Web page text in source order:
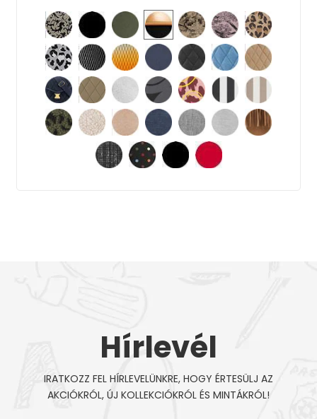
Hírlevél
IRATKOZZ FEL HÍRLEVELÜNKRE, HOGY ÉRTESÜLJ AZ
AKCIÓKRÓL, ÚJ KOLLEKCIÓKRÓL ÉS MINTÁKRÓL!